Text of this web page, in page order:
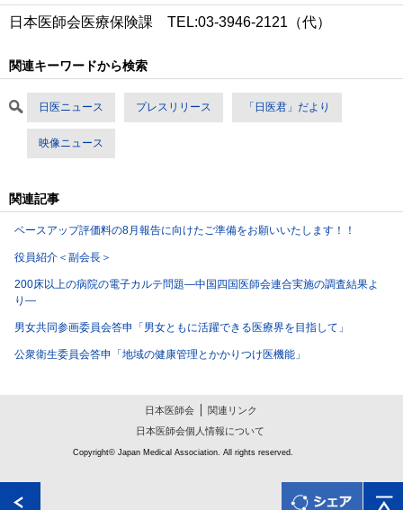
日本医師会医療保険課 TEL:03-3946-2121（代）
関連キーワードから検索
日医ニュース プレスリリース 「日医君」だより
映像ニュース
関連記事
ベースアップ評価料の8月報告に向けたご準備をお願いいたします！！
役員紹介＜副会長＞
200床以上の病院の電子カルテ問題―中国四国医師会連合実施の調査結果よ
り―
男女共同参画委員会答申「男女ともに活躍できる医療界を目指して」
公衆衛生委員会答申「地域の健康管理とかかりつけ医機能」
日本医師会
関連リンク
日本医師会個人情報について
Copyright© Japan Medical Association. All rights reserved.